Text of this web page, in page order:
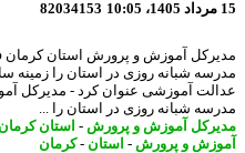
82034153
شبانه روزی در استان را زمینه ساز
شبانه روزی در استان را ...
آموزش و پرورش-استان کرمان -
و پرورش-استان-کرمان